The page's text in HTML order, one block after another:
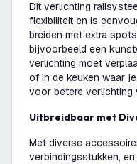
Dit verlichting
flexibiliteit en is
breiden met extra
bijvoorbeeld een
verlichting moet
of in de keuken waar
voor betere verlichting
Uitbreidbaar met
Met diverse
verbindingsstukken,